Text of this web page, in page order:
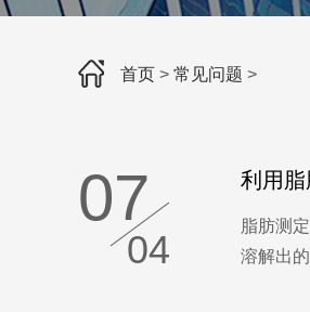
首页 > 常见问题 >
07
04
利用
脂肪测​
溶解出